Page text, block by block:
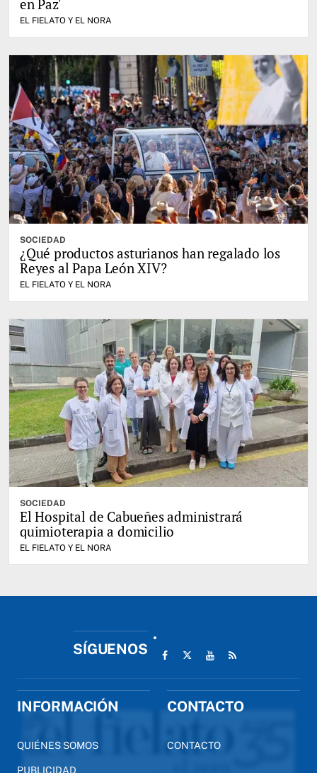
en Paz'
EL FIELATO Y EL NORA
SOCIEDAD
¿Qué productos asturianos han regalado los
Reyes al Papa León XIV?
EL FIELATO Y EL NORA
SOCIEDAD
El Hospital de Cabueñes administrará
quimioterapia a domicilio
EL FIELATO Y EL NORA
SÍGUENOS
INFORMACIÓN
QUIÉNES SOMOS
PUBLICIDAD
CONTACTO
CONTACTO